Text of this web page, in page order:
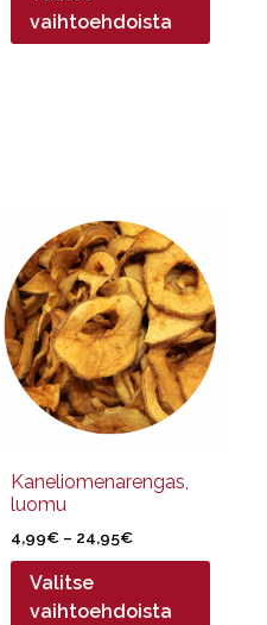
vaihtoehdoista
Kaneliomenarengas,
luomu
4,99€ – 24,95€Hintaluokka:
4,99€
24,95€
Valitse
vaihtoehdoista
tuotteella
useampi
muunnelma.
Voit
tehdä
valinnat
sivulla.